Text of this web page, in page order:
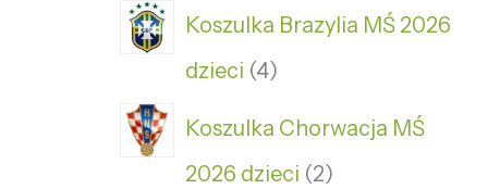
Koszulka Brazylia MŚ 2026
dzieci 4
Koszulka Chorwacja MŚ
2026 dzieci 2